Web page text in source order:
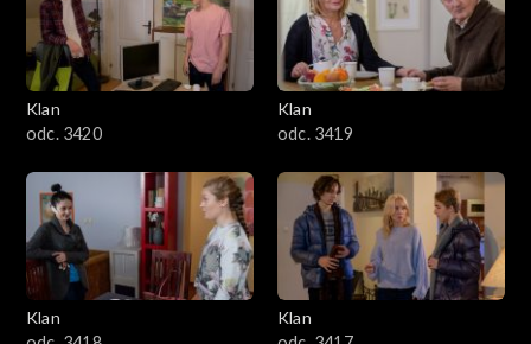
Klan
odc. 3420
Klan
odc. 3419
Klan
Klan